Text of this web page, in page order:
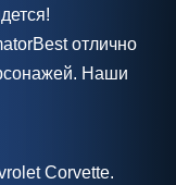
отлично
Наши
Corvette.